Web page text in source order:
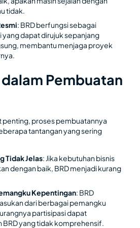
tidak.
: BRD berfungsi sebagai
dapat dirujuk sepanjang
membantu menjaga proyek
Pembuatan
penting, proses pembuatannya
tantangan yang sering
Tidak Jelas: Jika kebutuhan bisnis
dengan baik, BRD menjadi kurang
Kepentingan: BRD
dari berbagai pemangku
partisipasi dapat
yang tidak komprehensif.